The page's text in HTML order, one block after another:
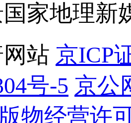
家地理新
站 京ICP
号-5 京公
物经营许